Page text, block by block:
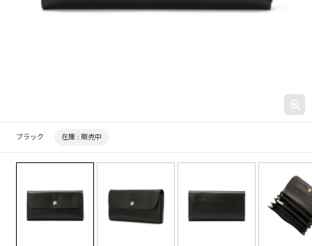
ブラック 在庫 : 販売中